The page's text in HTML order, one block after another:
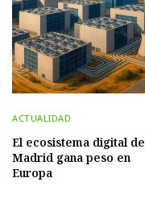
ACTUALIDAD
El ecosistema digital de
Madrid gana peso en
Europa